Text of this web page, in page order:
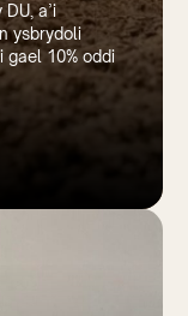
a’i
ysbrydoli
10% oddi